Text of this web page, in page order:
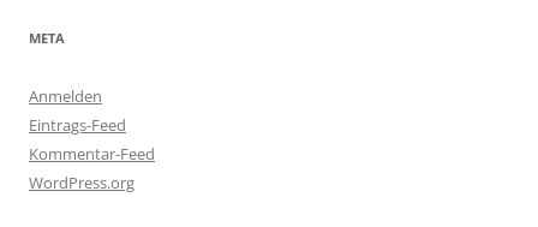
META
Anmelden
Eintrags-Feed
Kommentar-Feed
WordPress.org